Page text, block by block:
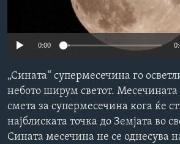
0:00
„Сината“ супермесечина го
небото ширум светот. Месечината
смета за супермесечина кога ќе
најблиската точка до Земјата во
Сината месечина не се однесува